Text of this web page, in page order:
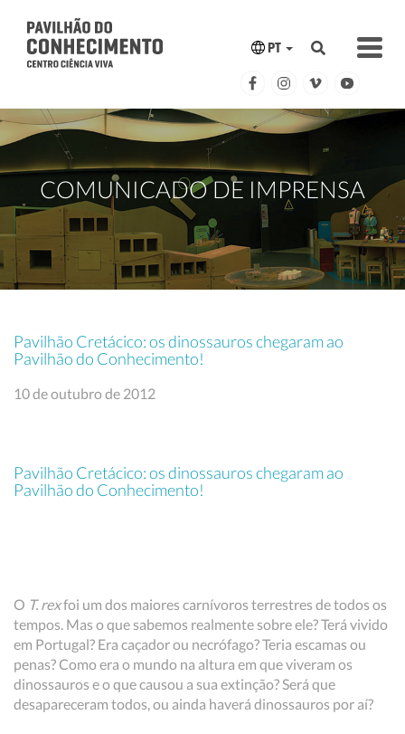
PT
COMUNICADO DE IMPRENSA
Pavilhão Cretácico: os dinossauros chegaram ao
Pavilhão do Conhecimento!
10 de outubro de 2012
Pavilhão Cretácico: os dinossauros chegaram ao
Pavilhão do Conhecimento!
O T. rexfoi um dos maiores carnívoros terrestres de todos os
tempos. Mas o que sabemos realmente sobre ele? Terá vivido
em Portugal? Era caçador ou necrófago? Teria escamas ou
penas? Como era o mundo na altura em que viveram os
dinossauros e o que causou a sua extinção? Será que
desapareceram todos, ou ainda haverá dinossauros por aí?